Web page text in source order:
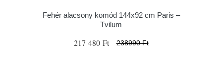
Fehér alacsony komód 144x92 cm Paris –
Tvilum
217 480 Ft 238990 Ft